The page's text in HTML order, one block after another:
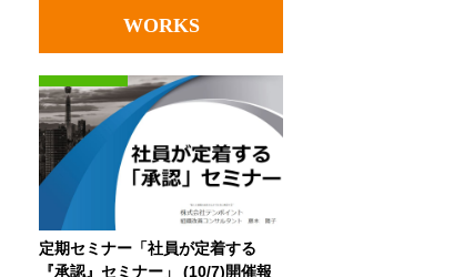
WORKS
定期セミナー「社員が定着する
『承認』セミナー」 (10/7)開催報